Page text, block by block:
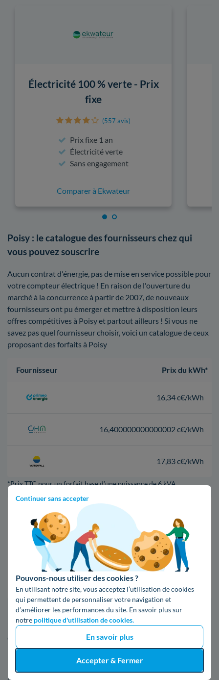
Continuer sans accepter
Pouvons-nous utiliser des cookies ?
En utilisant notre site, vous acceptez l’utilisation de cookies
qui permettent de personnaliser votre navigation et
d’améliorer les performances du site. En savoir plus sur
notre politique d'utilisation de cookies.
En savoir plus
Accepter & Fermer
Électricité 100 % verte - Prix
fixe
(557 avis)
Prix fixe 1 an
Électricité verte
Sans engagement
Comparer à Ekwateur
Poisy : le catalogue des fournisseurs chez qui
vous pouvez souscrire
Aucun contrat d'énergie, pas de mise en service possible pour
votre compteur électrique ! En raison de l'ouverture du
marché à la concurrence à partir de 2007, de nouveaux
fournisseurs ont pu émerger et mettre à disposition leurs
offres compétitives à Poisy et partout ailleurs ! Si vous ne
savez pas quel fournisseur choisir, voici un catalogue de ceux
proposant des forfaits à Poisy
Fournisseur Prix du kWh*
16,34 c€/kWh
16,400000000000002 c€/kWh
17,83 c€/kWh
*Prix TTC pour un forfait base d’une puissance de 6 kVA
Infos / souscriptions
(appel non surtaxé)
09 78 46 71 74
Comparer les offres
5. En apprendre davantage à propos
d'Enedis à Poisy
Envie de davantage de renseignements au sujet du